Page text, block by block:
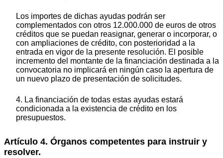
Los importes de dichas ayudas podrán ser
complementados con otros 12.000.000 de euros de otros
créditos que se puedan reasignar, generar o incorporar, o
con ampliaciones de crédito, con posterioridad a la
entrada en vigor de la presente resolución. El posible
incremento del montante de la financiación destinada a la
convocatoria no implicará en ningún caso la apertura de
un nuevo plazo de presentación de solicitudes.
4. La financiación de todas estas ayudas estará
condicionada a la existencia de crédito en los
presupuestos.
Artículo 4. Órganos competentes para instruir y
resolver.